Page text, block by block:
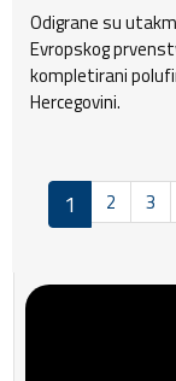
Odigrane su
Evropskog
kompletirani
Hercegovini.
1 2 3